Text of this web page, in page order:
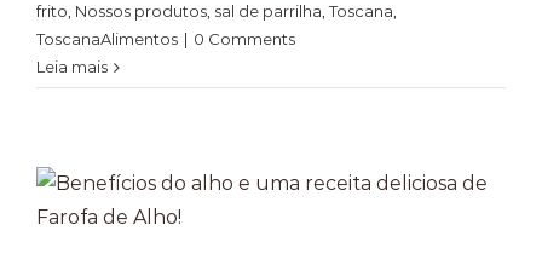
frito Nossos produtos sal de parrilha ,Toscana
ToscanaAlimentos | 0 Comments
Leia mais